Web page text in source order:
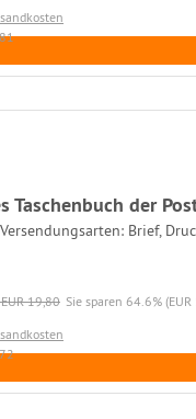
Taschenbuch der
Brief,
19,80 Sie sparen 64.6%